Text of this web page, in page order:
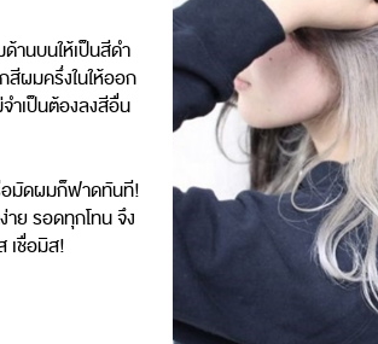
านบนให้เป็นสีดำ
สีผมครึ่งในให้ออก
จำเป็นต้องลงสีอื่น
อมัดผมก็ฟาดทันที!
าย รอดทุกโทน จึง
เชื่อมิส!